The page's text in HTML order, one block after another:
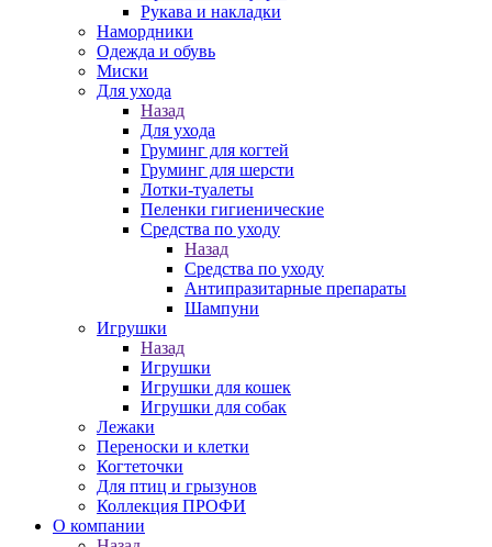
Рукава и накладки
Намордники
Одежда и обувь
Миски
Для ухода
Назад
Для ухода
Груминг для когтей
Груминг для шерсти
Лотки-туалеты
Пеленки гигиенические
Средства по уходу
Назад
Средства по уходу
Антипразитарные препараты
Шампуни
Игрушки
Назад
Игрушки
Игрушки для кошек
Игрушки для собак
Лежаки
Переноски и клетки
Когтеточки
Для птиц и грызунов
Коллекция ПРОФИ
О компании